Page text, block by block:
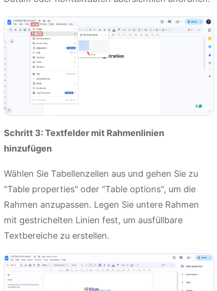
Schritt 3: Textfelder mit Rahmenlinien
hinzufügen
Wählen Sie Tabellenzellen aus und gehen Sie zu
"Table properties" oder "Table options", um die
Rahmen anzupassen. Legen Sie untere Rahmen
mit gestrichelten Linien fest, um ausfüllbare
Textbereiche zu erstellen.